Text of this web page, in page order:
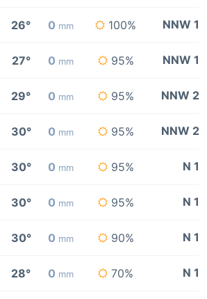
26° 0 mm 100% NNW 1
27° 0 mm 95% NNW 1
29° 0 mm 95% NNW 2
30° 0 mm 95% NNW 2
30° 0 mm 95% N 1
30° 0 mm 95% N 1
30° 0 mm 90% N 1
28° 0 mm 70% N 1